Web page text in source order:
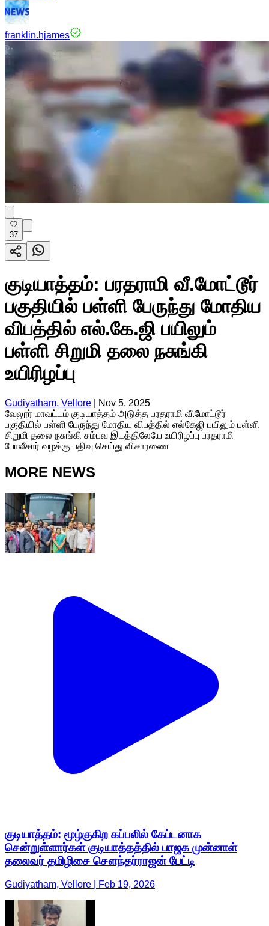
franklin.hjames
37
குடியாத்தம்: பரதராமி வீ.மோட்டூர்
பகுதியில் பள்ளி பேருந்து மோதிய
விபத்தில் எல்.கே.ஜி பயிலும்
பள்ளி சிறுமி தலை நசுங்கி
உயிரிழப்பு
Gudiyatham, Vellore
Nov 5, 2025
வேலூர் மாவட்டம் குடியாத்தம் அடுத்த பரதராமி வீ.மோட்டூர்
பகுதியில் பள்ளி பேருந்து மோதிய விபத்தில் எல்கேஜி பயிலும் பள்ளி
சிறுமி தலை நசுங்கி சம்பவ இடத்திலேயே உயிரிழப்பு பரதராமி
போலீசார் வழக்கு பதிவு செய்து விசாரணை
MORE NEWS
குடியாத்தம்: மூழ்குகிற கப்பலில் கேப்டனாக
சென்றுள்ளார்கள் குடியாத்தத்தில் பாஜக முன்னாள்
தலைவர் தமிழிசை சௌந்தர்ராஜன் பேட்டி
Gudiyatham, Vellore | Feb 19, 2026